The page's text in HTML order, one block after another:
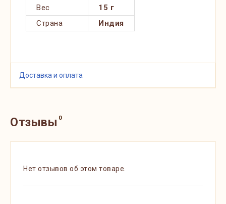
Вес
15 г
Страна
Индия
Доставка и оплата
Отзывы 0
Нет отзывов об этом товаре.